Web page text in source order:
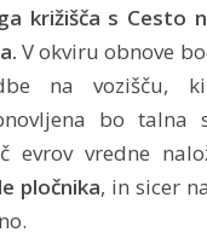
križišča s Cesto
V okviru obnove
na vozišču,
bo talna
evrov vredne
pločnika, in sicer